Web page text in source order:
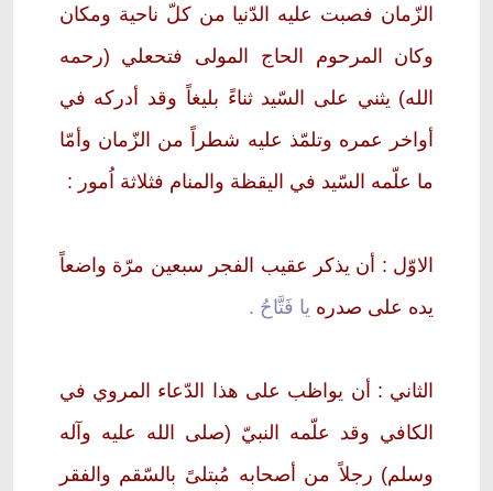
الزّمان فصبت عليه الدّنيا من كلّ ناحية ومكان
وكان المرحوم الحاج المولى فتحعلي (رحمه
الله) يثني على السّيد ثناءً بليغاً وقد أدركه في
أواخر عمره وتلمّذ عليه شطراً من الزّمان وأمّا
ما علّمه السّيد في اليقظة والمنام فثلاثة اُمور :
الاوّل : أن يذكر عقيب الفجر سبعين مرّة واضعاً
يده على صدره يا فَتَّاحُ .
الثاني : أن يواظب على هذا الدّعاء المروي في
الكافي وقد علّمه النبيّ (صلى الله عليه وآله
وسلم) رجلاً من أصحابه مُبتلىً بالسّقم والفقر